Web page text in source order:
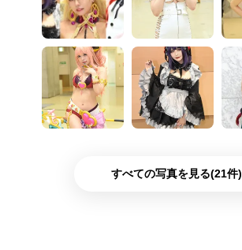
すべての写真を見る(21件)